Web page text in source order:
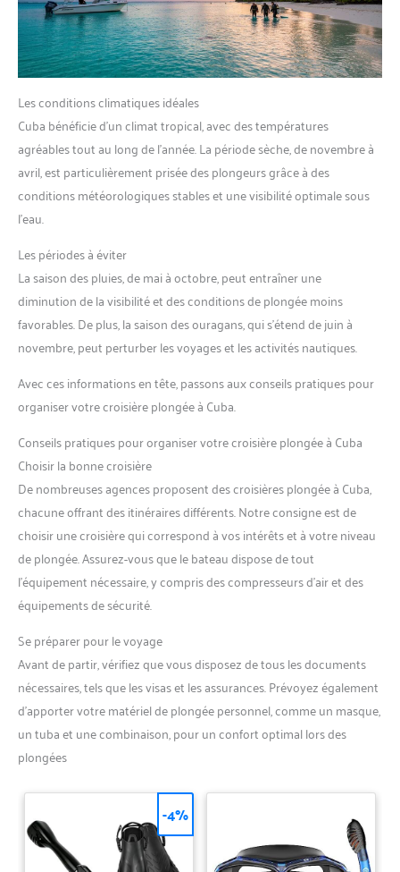
Les conditions climatiques idéales
Cuba bénéficie d’un climat tropical, avec des températures
agréables tout au long de l’année. La période sèche, de novembre à
avril, est particulièrement prisée des plongeurs grâce à des
conditions météorologiques stables et une visibilité optimale sous
l’eau.
Les périodes à éviter
La saison des pluies, de mai à octobre, peut entraîner une
diminution de la visibilité et des conditions de plongée moins
favorables. De plus, la saison des ouragans, qui s’étend de juin à
novembre, peut perturber les voyages et les activités nautiques.
Avec ces informations en tête, passons aux conseils pratiques pour
organiser votre croisière plongée à Cuba.
Conseils pratiques pour organiser votre croisière plongée à Cuba
Choisir la bonne croisière
De nombreuses agences proposent des croisières plongée à Cuba,
chacune offrant des itinéraires différents. Notre consigne est de
choisir une croisière qui correspond à vos intérêts et à votre niveau
de plongée. Assurez-vous que le bateau dispose de tout
l’équipement nécessaire, y compris des compresseurs d’air et des
équipements de sécurité.
Se préparer pour le voyage
Avant de partir, vérifiez que vous disposez de tous les documents
nécessaires, tels que les visas et les assurances. Prévoyez également
d’apporter votre matériel de plongée personnel, comme un masque,
un tuba et une combinaison, pour un confort optimal lors des
plongées
-4%